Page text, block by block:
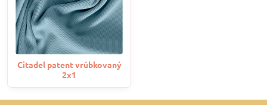
Citadel patent vrúbkovaný
2x1